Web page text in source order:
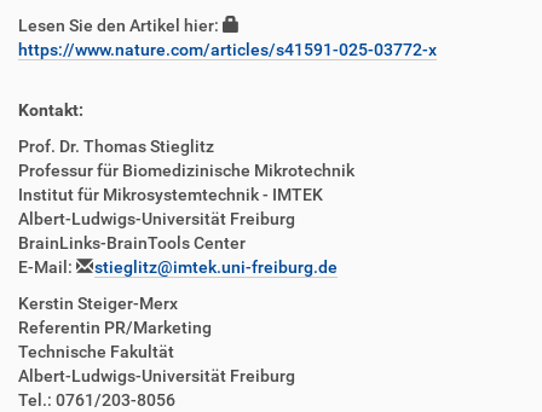
Lesen Sie den Artikel hier:
https://www.nature.com/articles/s41591-025-03772-x
Kontakt:
Prof. Dr. ThomasStieglitz
Professur für Biomedizinische Mikrotechnik
Institut für Mikrosystemtechnik - IMTEK
Albert-Ludwigs-Universität Freiburg
BrainLinks-BrainTools Center
E-Mail:
stieglitz@imtek.uni-freiburg.de
Kerstin Steiger-Merx
Referentin PR/Marketing
Technische Fakultät
Albert-Ludwigs-Universität Freiburg
Tel.: 0761/203-8056